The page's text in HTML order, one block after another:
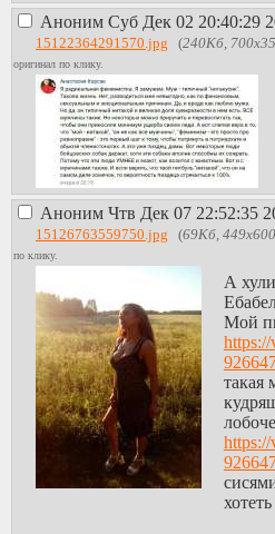
Аноним Суб Дек 02 20:40:29
15122364291570.jpg (240Кб,
оригинал по клику.
Аноним Чтв Дек 07 22:52:35
15126763559750.jpg (69Кб, 449x600
по клику.
А
Мой
такая